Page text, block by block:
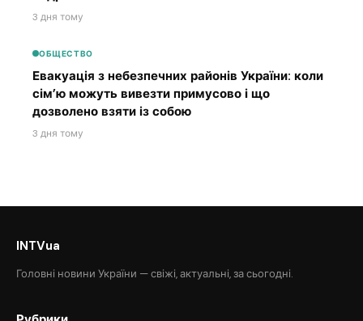
3 дня тому
ОБЩЕСТВО
Евакуація з небезпечних районів України: коли
сім’ю можуть вивезти примусово і що
дозволено взяти із собою
3 дня тому
INTVua
Головні новини України — свіжі, актуальні, за сьогодні.